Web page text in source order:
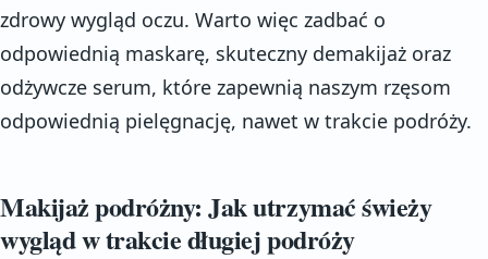
zdrowy wygląd oczu. Warto więc zadbać o
odpowiednią maskarę, skuteczny demakijaż oraz
odżywcze serum, które zapewnią naszym rzęsom
odpowiednią pielęgnację, nawet w trakcie podróży.
Makijaż podróżny: Jak utrzymać świeży
wygląd w trakcie długiej podróży